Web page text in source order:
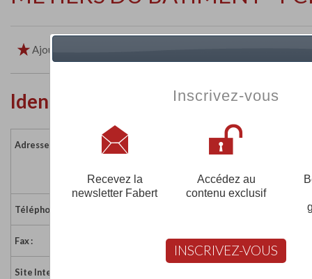
Ajouter aux favoris
Identité de l'établissement
Adresse :
6 avenue Jean Alfonsea - BP 90
Téléphone :
Fax : 05 57 54 23 89
Site Internet :
Inscrivez-vous
Recevez la
newsletter Fabert
Accédez au
contenu exclusif
INSCRIVEZ-VOUS